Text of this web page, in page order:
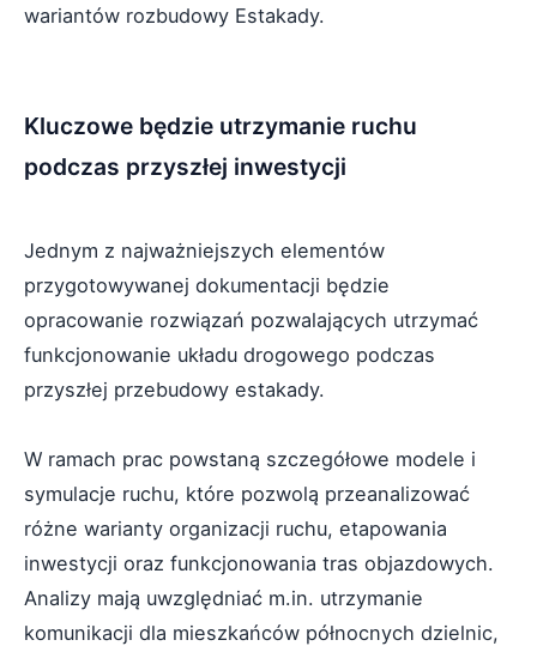
wariantów rozbudowy Estakady.
Kluczowe będzie utrzymanie ruchu
podczas przyszłej inwestycji
Jednym z najważniejszych elementów
przygotowywanej dokumentacji będzie
opracowanie rozwiązań pozwalających utrzymać
funkcjonowanie układu drogowego podczas
przyszłej przebudowy estakady.
W ramach prac powstaną szczegółowe modele i
symulacje ruchu, które pozwolą przeanalizować
różne warianty organizacji ruchu, etapowania
inwestycji oraz funkcjonowania tras objazdowych.
Analizy mają uwzględniać m.in. utrzymanie
komunikacji dla mieszkańców północnych dzielnic,